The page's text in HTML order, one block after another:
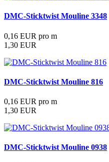
DMC-Sticktwist Mouline 3348
0,16 EUR pro m
1,30 EUR
DMC-Sticktwist Mouline 816
0,16 EUR pro m
1,30 EUR
DMC-Sticktwist Mouline 0938